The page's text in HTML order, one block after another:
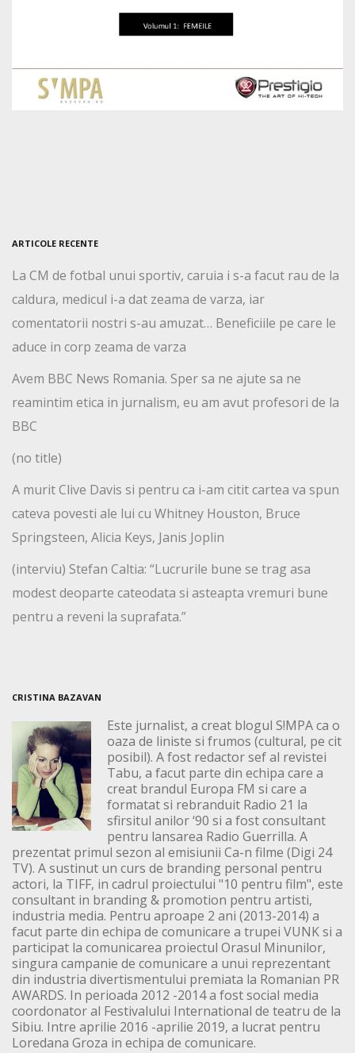
ARTICOLE RECENTE
La CM de fotbal unui sportiv, caruia i s-a facut rau de la
caldura, medicul i-a dat zeama de varza, iar
comentatorii nostri s-au amuzat… Beneficiile pe care le
aduce in corp zeama de varza
Avem BBC News Romania. Sper sa ne ajute sa ne
reamintim etica in jurnalism, eu am avut profesori de la
BBC
(no title)
A murit Clive Davis si pentru ca i-am citit cartea va spun
cateva povesti ale lui cu Whitney Houston, Bruce
Springsteen, Alicia Keys, Janis Joplin
(interviu) Stefan Caltia: “Lucrurile bune se trag asa
modest deoparte cateodata si asteapta vremuri bune
pentru a reveni la suprafata.”
CRISTINA BAZAVAN
Este jurnalist, a creat blogul S!MPA ca o
oaza de liniste si frumos (cultural, pe cit
posibil). A fost redactor sef al revistei
Tabu, a facut parte din echipa care a
creat brandul Europa FM si care a
formatat si rebranduit Radio 21 la
sfirsitul anilor ‘90 si a fost consultant
pentru lansarea Radio Guerrilla. A
prezentat primul sezon al emisiunii Ca-n filme (Digi 24
TV). A sustinut un curs de branding personal pentru
actori, la TIFF, in cadrul proiectului "10 pentru film", este
consultant in branding & promotion pentru artisti,
industria media. Pentru aproape 2 ani (2013-2014) a
facut parte din echipa de comunicare a trupei VUNK si a
participat la comunicarea proiectul Orasul Minunilor,
singura campanie de comunicare a unui reprezentant
din industria divertismentului premiata la Romanian PR
AWARDS. In perioada 2012 -2014 a fost social media
coordonator al Festivalului International de teatru de la
Sibiu. Intre aprilie 2016 -aprilie 2019, a lucrat pentru
Loredana Groza in echipa de comunicare.